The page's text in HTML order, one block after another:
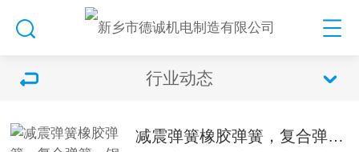
行业动态
减震弹簧橡胶弹簧，复合弹簧，钢簧各自优缺点，怎样选择？